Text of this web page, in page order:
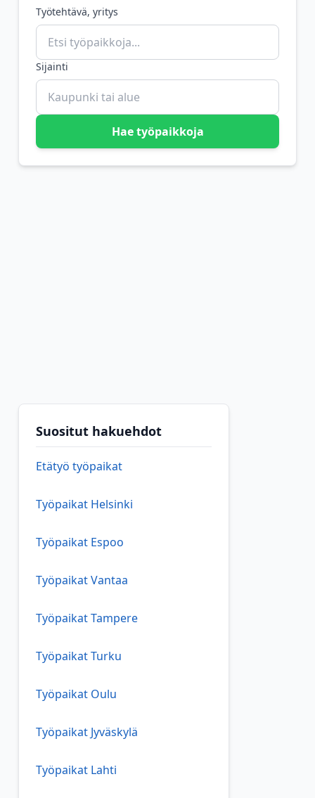
Työtehtävä, yritys
Sijainti
Hae työpaikkoja
Suositut hakuehdot
Etätyö työpaikat
Työpaikat Helsinki
Työpaikat Espoo
Työpaikat Vantaa
Työpaikat Tampere
Työpaikat Turku
Työpaikat Oulu
Työpaikat Jyväskylä
Työpaikat Lahti